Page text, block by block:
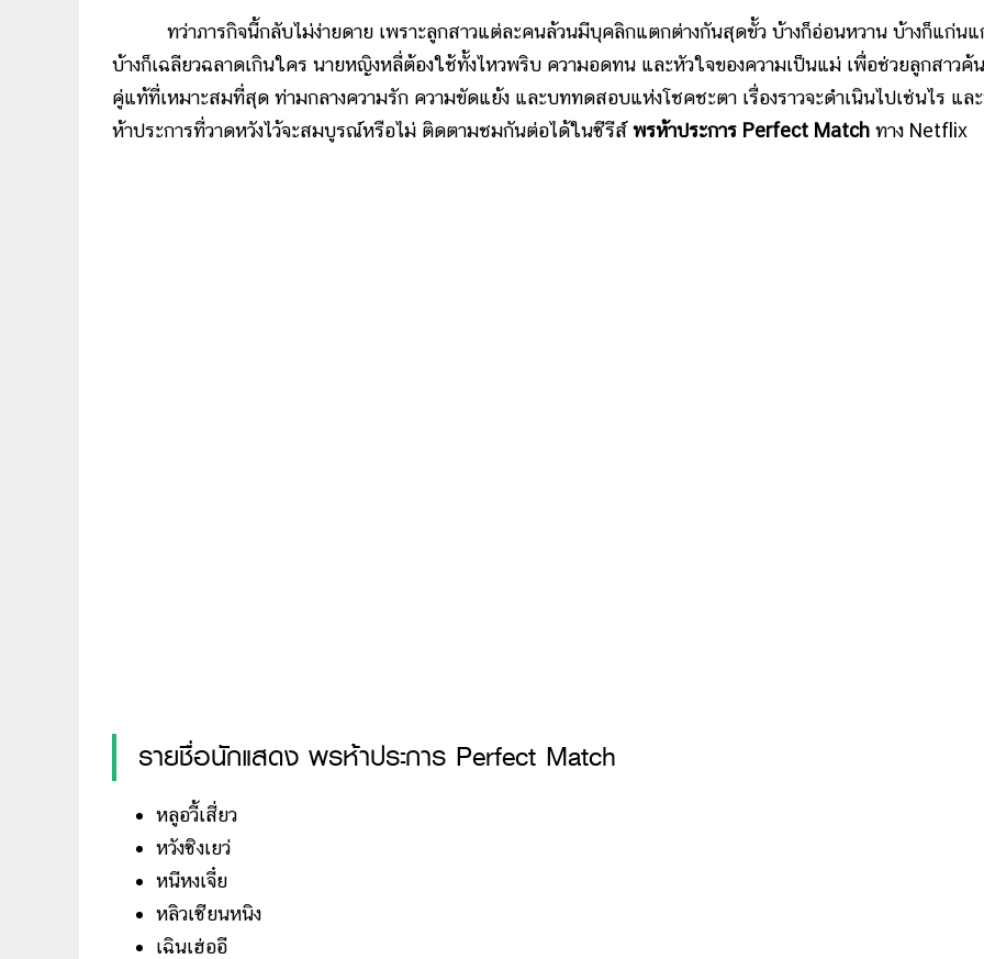
ทว่าภารกิจนี้กลับไม่ง่ายดาย เพราะลูกสาวแต่ละคนล้วนมีบุคลิกแตกต่างกันสุดขั้ว บ้างก็อ่อนหวาน บ้างก็แก่นแ
บ้างก็เฉลียวฉลาดเกินใคร นายหญิงหลี่ต้องใช้ทั้งไหวพริบ ความอดทน และหัวใจของความเป็นแม่ เพื่อช่วยลูกสาวค้
คู่แท้ที่เหมาะสมที่สุด ท่ามกลางความรัก ความขัดแย้ง และบททดสอบแห่งโชคชะตา เรื่องราวจะดำเนินไปเช่นไร แล
ห้าประการที่วาดหวังไว้จะสมบูรณ์หรือไม่ ติดตามชมกันต่อได้ในซีรีส์พรห้าประการ Perfect Match ทาง Netflix
รายชื่อนักแสดง พรห้าประการ Perfect Match
หลูอวี้เสี่ยว
หวังซิงเยว่
หนีหงเจี๋ย
หลิวเซียนหนิง
เฉินเฮ่ออี